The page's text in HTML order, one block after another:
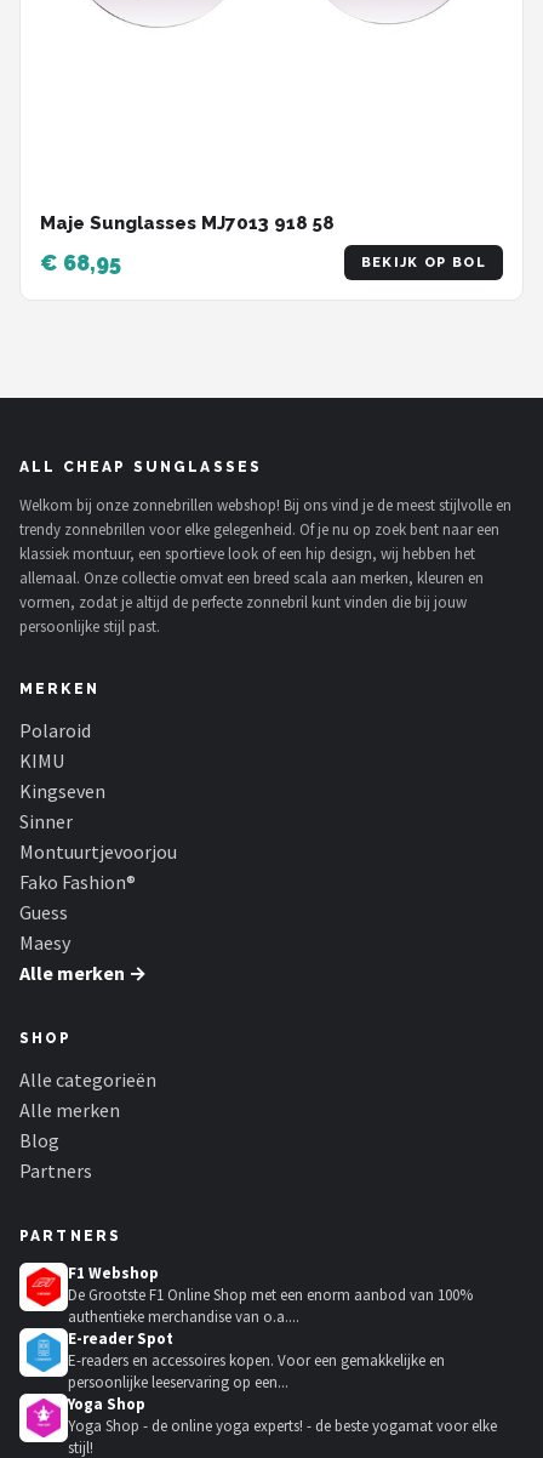
Maje Sunglasses MJ7013 918 58
€ 68,95 BEKIJK OP BOL
ALL CHEAP SUNGLASSES
Welkom bij onze zonnebrillen webshop! Bij ons vind je de meest stijlvolle en
trendy zonnebrillen voor elke gelegenheid. Of je nu op zoek bent naar een
klassiek montuur, een sportieve look of een hip design, wij hebben het
allemaal. Onze collectie omvat een breed scala aan merken, kleuren en
vormen, zodat je altijd de perfecte zonnebril kunt vinden die bij jouw
persoonlijke stijl past.
MERKEN
Polaroid
KIMU
Kingseven
Sinner
Montuurtjevoorjou
Fako Fashion®
Guess
Maesy
Alle merken →
SHOP
Alle categorieën
Alle merken
Blog
Partners
PARTNERS
F1 Webshop
De Grootste F1 Online Shop met een enorm aanbod van 100%
authentieke merchandise van o.a....
E-reader Spot
E-readers en accessoires kopen. Voor een gemakkelijke en
persoonlijke leeservaring op een...
Yoga Shop
Yoga Shop - de online yoga experts! - de beste yogamat voor elke
stijl!